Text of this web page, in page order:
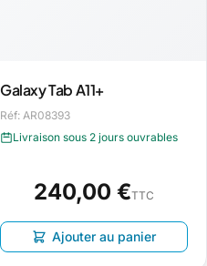
Galaxy Tab A11+
Réf: AR08393
Livraison sous 2 jours ouvrables
240,00 €TTC
Ajouter au panier